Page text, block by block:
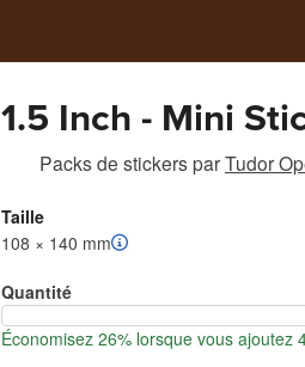
1.5 Inch - Mini
Packs de stickersparTudor
Taille
108 × 140 mm
Quantité
Économisez 26% lorsque vous ajoutez